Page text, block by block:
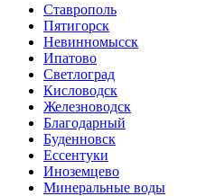
Ставрополь
Пятигорск
Невинномысск
Ипатово
Светлоград
Кисловодск
Железноводск
Благодарный
Буденновск
Ессентуки
Иноземцево
Минеральные воды